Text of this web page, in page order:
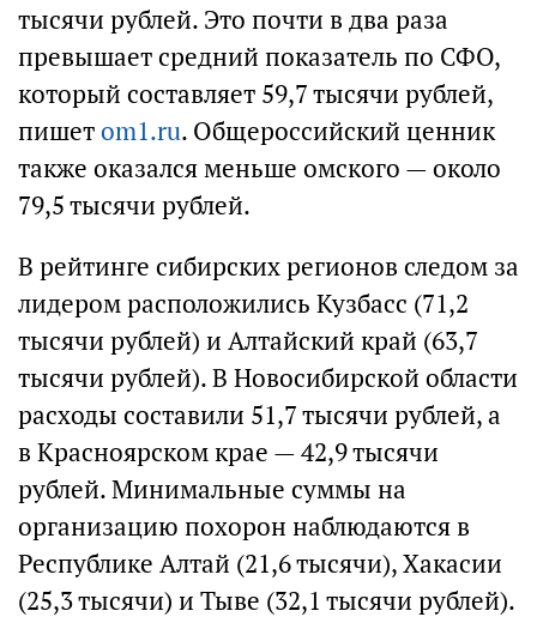
тысячи рублей. Это почти в два раза
превышает средний показатель по СФО,
который составляет 59,7 тысячи рублей,
пишетom1.ru. Общероссийский ценник
также оказался меньше омского — около
79,5 тысячи рублей.
В рейтинге сибирских регионов следом за
лидером расположились Кузбасс (71,2
тысячи рублей) и Алтайский край (63,7
тысячи рублей). В Новосибирской области
расходы составили 51,7 тысячи рублей, а
в Красноярском крае — 42,9 тысячи
рублей. Минимальные суммы на
организацию похорон наблюдаются в
Республике Алтай (21,6 тысячи), Хакасии
(25,3 тысячи) и Тыве (32,1 тысячи рублей).